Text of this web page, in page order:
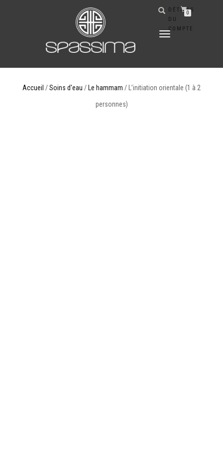
DÉPLIER
DÉTAILS
DU
COMPTE
0
Accueil /Soins d'eau / Le hammam / L’initiation orientale (1 à 2
personnes)